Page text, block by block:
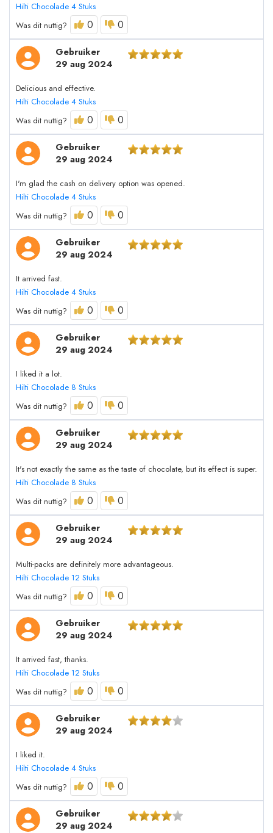
Hilti Chocolade 4 Stuks
Was dit nuttig?
0 0
Gebruiker
29 aug 2024
Delicious and effective.
Hilti Chocolade 4 Stuks
Was dit nuttig?
0 0
Gebruiker
29 aug 2024
I'm glad the cash on delivery option was opened.
Hilti Chocolade 4 Stuks
Was dit nuttig?
0 0
Gebruiker
29 aug 2024
It arrived fast.
Hilti Chocolade 4 Stuks
Was dit nuttig?
0 0
Gebruiker
29 aug 2024
I liked it a lot.
Hilti Chocolade 8 Stuks
Was dit nuttig?
0 0
Gebruiker
29 aug 2024
It's not exactly the same as the taste of chocolate, but its effect is super.
Hilti Chocolade 8 Stuks
Was dit nuttig?
0 0
Gebruiker
29 aug 2024
Multi-packs are definitely more advantageous.
Hilti Chocolade 12 Stuks
Was dit nuttig?
0 0
Gebruiker
29 aug 2024
It arrived fast, thanks.
Hilti Chocolade 12 Stuks
Was dit nuttig?
0 0
Gebruiker
29 aug 2024
I liked it.
Hilti Chocolade 4 Stuks
Was dit nuttig?
0 0
Gebruiker
29 aug 2024